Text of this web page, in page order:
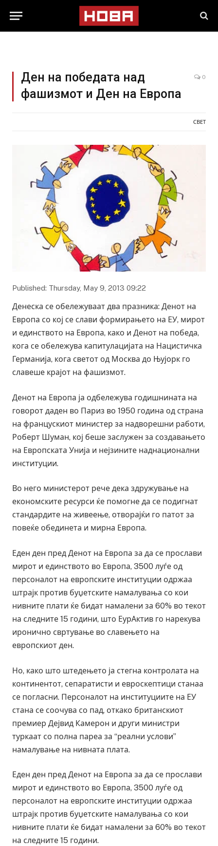
Ден на победата над
фашизмот и Ден на Европа
0
СВЕТ
Published: Thursday, May 9, 2013 09:22
Денеска се обележуваат два празника: Денот на
Европа со кој се слави формирањето на ЕУ, мирот
и единството на Европа, како и Денот на победа,
кога се обележува капитулацијата на Нацистичка
Германија, кога светот од Москва до Њујорк го
славеше крајот на фашизмот.
Денот на Европа ја одбележува годишнината на
говорот даден во Париз во 1950 година од страна
на францускиот министер за надворешни работи,
Роберт Шуман, кој беше заслужен за создавањето
на Европската Унија и нејзините наднационални
институции.
Во него министерот рече дека здружување на
економските ресурси ќе помогне да се подигнат
стандардите на живеење, отворајќи го патот за
повеќе обединета и мирна Европа.
Еден ден пред Денот на Европа за да се прослави
мирот и единството во Европа, 3500 луѓе од
персоналот на европските институции одржаа
штрајк против буџетските намалувања со кои
нивните плати ќе бидат намалени за 60% во текот
на следните 15 години, што ЕурАктив го нарекува
иронично свртување во славењето на
европскиот ден.
Но, како што штедењето ја стегна контролата на
континентот, сепаратисти и евроскептици станаа
се погласни. Персоналот на институциите на ЕУ
стана се соочува со пад, откако британскиот
премиер Дејвид Камерон и други министри
туркаат со полна пареа за “реални услови”
намалување на нивната плата.
Еден ден пред Денот на Европа за да се прослави
мирот и единството во Европа, 3500 луѓе од
персоналот на европските институции одржаа
штрајк против буџетските намалувања со кои
нивните плати ќе бидат намалени за 60% во текот
на следните 15 години.